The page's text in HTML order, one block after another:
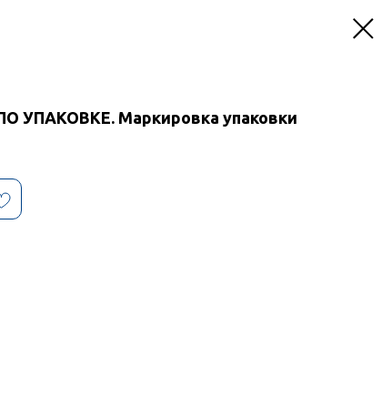
УПАКОВКЕ. Маркировка упаковки